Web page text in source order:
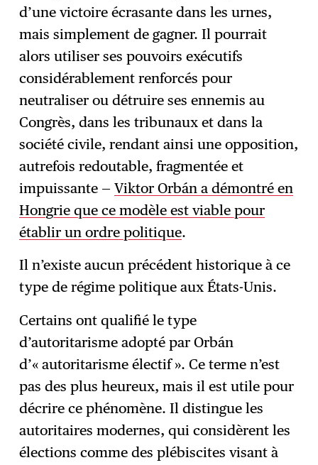
d’une victoire écrasante dans les urnes,
mais simplement de gagner. Il pourrait
alors utiliser ses pouvoirs exécutifs
considérablement renforcés pour
neutraliser ou détruire ses ennemis au
Congrès, dans les tribunaux et dans la
société civile, rendant ainsi une opposition,
autrefois redoutable, fragmentée et
impuissante —Viktor Orbán a démontré en
Hongrie que ce modèle est viable pour
établir un ordre politique.
Il n’existe aucun précédent historique à ce
type de régime politique aux États-Unis.
Certains ont qualifié le type
d’autoritarisme adopté par Orbán
d’« autoritarisme électif ». Ce terme n’est
pas des plus heureux, mais il est utile pour
décrire ce phénomène. Il distingue les
autoritaires modernes, qui considèrent les
élections comme des plébiscites visant à